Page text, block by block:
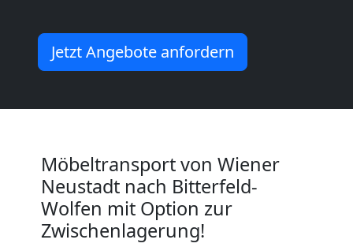
Jetzt Angebote anfordern
Möbeltransport von Wiener
Neustadt nach Bitterfeld-
Wolfen mit Option zur
Zwischenlagerung!
Wiener
Wiener
Neustadt